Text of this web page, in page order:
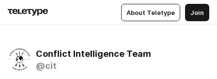
About Teletype Join
Conflict Intelligence Team
@cit